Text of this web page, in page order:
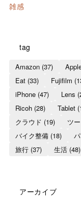
雑感
tag
Amazon(37)
Eat(33) Fujifilm
iPhone(47) Lens
Ricoh(28) Tablet
クラウド (19) ツ
バイク整備(18)
旅行(37) 生活(48)
アーカイブ